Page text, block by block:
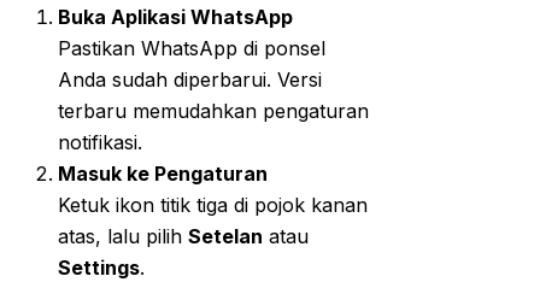
Buka Aplikasi WhatsApp
Pastikan WhatsApp di ponsel
Anda sudah diperbarui. Versi
terbaru memudahkan pengaturan
notifikasi.
Masuk ke Pengaturan
Ketuk ikon titik tiga di pojok kanan
atas, lalu pilih Setelan atau
Settings.